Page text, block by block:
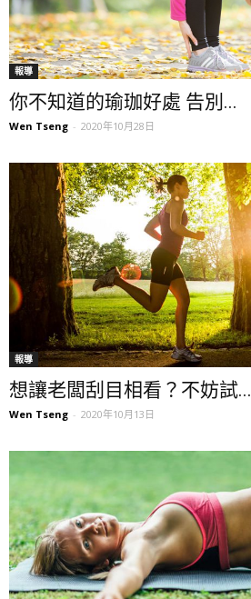
報導
你不知道的瑜珈好處 告別...
Wen Tseng - 2020年10月28日
報導
想讓老闆刮目相看？不妨試...
Wen Tseng - 2020年10月13日